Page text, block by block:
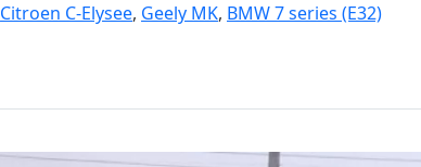
Citroen C-Elysee, Geely MK, BMW 7 series (E32)